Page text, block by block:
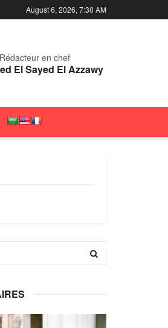
August 6, 2026, 7:30 AM
Rédacteur en chef
El Sayed El Azzawy